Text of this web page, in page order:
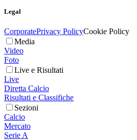
Legal
CorporatePrivacy PolicyCookie Policy
Media
Video
Foto
Live e Risultati
Live
Diretta Calcio
Risultati e Classifiche
Sezioni
Calcio
Mercato
Serie A